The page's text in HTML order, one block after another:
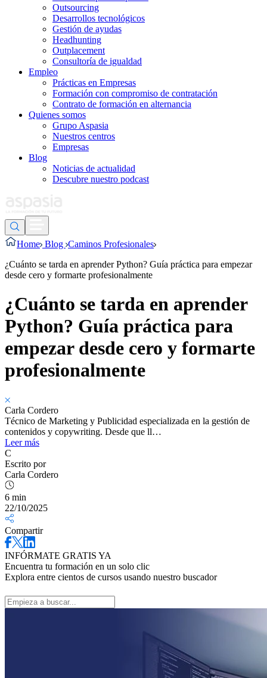
Outsourcing
Desarrollos tecnológicos
Gestión de ayudas
Headhunting
Outplacement
Consultoría de igualdad
Empleo
Prácticas en Empresas
Formación con compromiso de contratación
Contrato de formación en alternancia
Quienes somos
Grupo Aspasia
Nuestros centros
Empresas
Blog
Noticias de actualidad
Descubre nuestro podcast
Home Blog Caminos Profesionales
¿Cuánto se tarda en aprender Python? Guía práctica para empezar
desde cero y formarte profesionalmente
¿Cuánto se tarda en aprender
Python? Guía práctica para
empezar desde cero y formarte
profesionalmente
Carla Cordero
Técnico de Marketing y Publicidad especializada en la gestión de
contenidos y copywriting. Desde que ll…
Leer más
C
Escrito por
Carla Cordero
6 min
22/10/2025
Compartir
INFÓRMATE GRATIS YA
Encuentra tu formación en un solo clic
Explora entre cientos de cursos usando nuestro buscador